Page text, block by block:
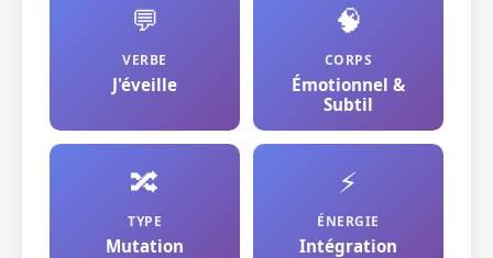
💬
VERBE
J'éveille
🧠
CORPS
Émotionnel &
Subtil
🔀
TYPE
Mutation
⚡
ÉNERGIE
Intégration